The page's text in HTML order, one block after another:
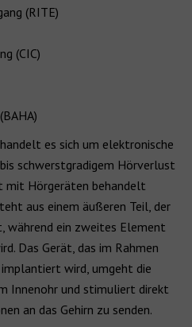
(RITE)
(CIC)
es sich um elektronische
schwerstgradigem Hörverlust
mit Hörgeräten behandelt
aus einem äußeren Teil, der
während ein zweites Element
Das Gerät, das im Rahmen
wird, umgeht die
Innenohr und stimuliert direkt
an das Gehirn zu senden.